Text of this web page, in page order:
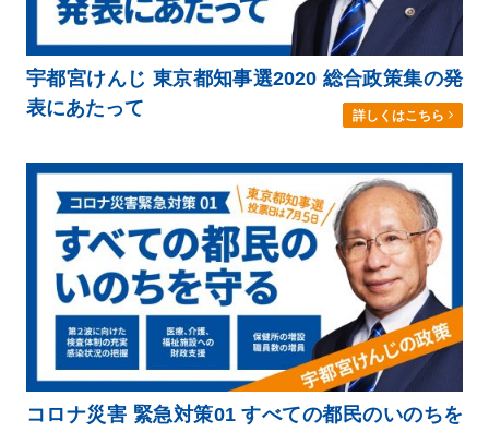
宇都宮けんじ 東京都知事選2020 総合政策集の発
表にあたって
詳しくはこちら
コロナ災害 緊急対策01 すべての都民のいのちを